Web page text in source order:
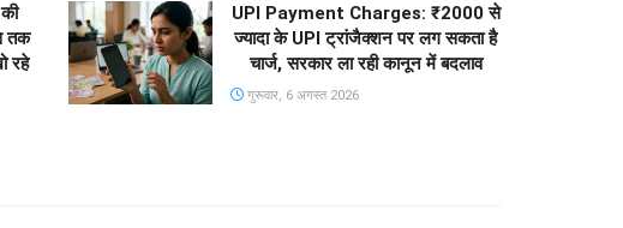
तक
रहे
UPI Payment Charges: ₹2000 से
ज्यादा के UPI ट्रांजैक्शन पर लग सकता है
चार्ज, सरकार ला रही कानून में बदलाव
गुरूवार, 6 अगस्त 2026